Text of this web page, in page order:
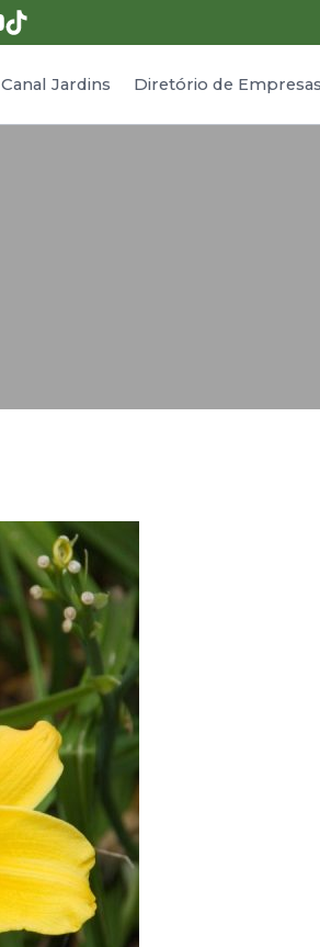
Canal Jardins Diretório de Empresas